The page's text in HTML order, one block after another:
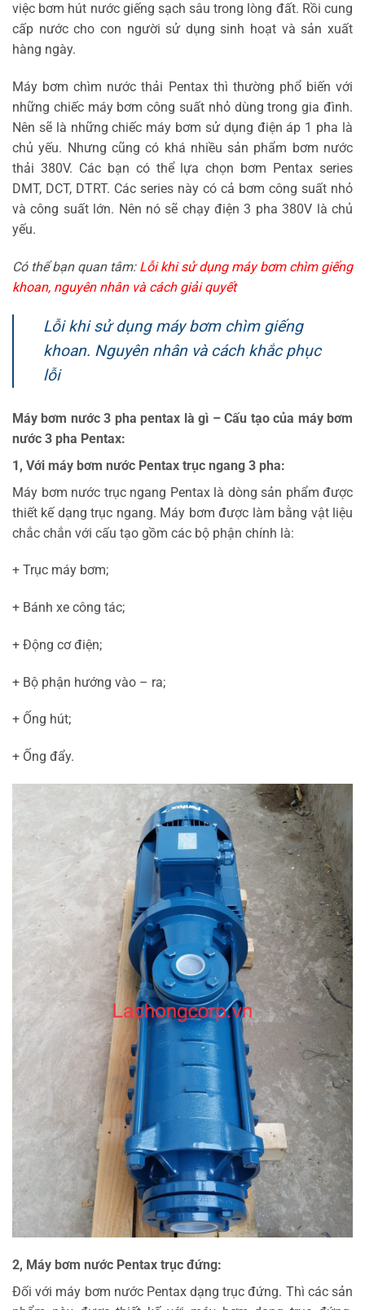
việc bơm hút nước giếng sạch sâu trong lòng đất. Rồi cung
cấp nước cho con người sử dụng sinh hoạt và sản xuất
hàng ngày.
Máy bơm chìm nước thải Pentax thì thường phổ biến với
những chiếc máy bơm công suất nhỏ dùng trong gia đình.
Nên sẽ là những chiếc máy bơm sử dụng điện áp 1 pha là
chủ yếu. Nhưng cũng có khá nhiều sản phẩm bơm nước
thải 380V. Các bạn có thể lựa chọn bơm Pentax series
DMT, DCT, DTRT. Các series này có cả bơm công suất nhỏ
và công suất lớn. Nên nó sẽ chạy điện 3 pha 380V là chủ
yếu.
Có thể bạn quan tâm: Lỗi khi sử dụng máy bơm chìm giếng
khoan, nguyên nhân và cách giải quyết
Lỗi khi sử dụng máy bơm chìm giếng
khoan. Nguyên nhân và cách khắc phục
lỗi
Máy bơm nước 3 pha pentax là gì – Cấu tạo của máy bơm
nước 3 pha Pentax:
1, Với máy bơm nước Pentax trục ngang 3 pha:
Máy bơm nước trục ngang Pentax là dòng sản phẩm được
thiết kế dạng trục ngang. Máy bơm được làm bằng vật liệu
chắc chắn với cấu tạo gồm các bộ phận chính là:
+ Trục máy bơm;
+ Bánh xe công tác;
+ Động cơ điện;
+ Bộ phận hướng vào – ra;
+ Ống hút;
+ Ống đẩy.
2, Máy bơm nước Pentax trục đứng:
Đối với máy bơm nước Pentax dạng trục đứng. Thì các sản